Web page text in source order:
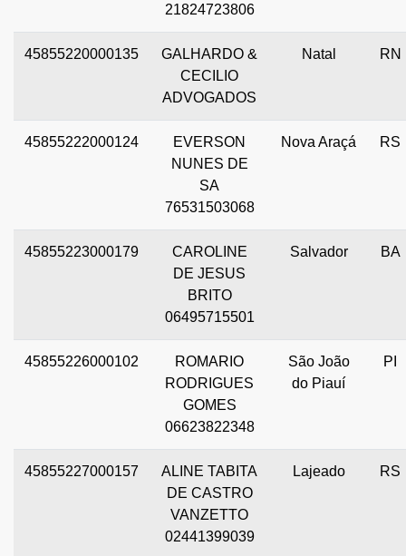
21824723806
45855220000135
GALHARDO &
CECILIO
ADVOGADOS
Natal RN
45855222000124
EVERSON
NUNES DE
SA
76531503068
Nova Araçá RS
45855223000179
CAROLINE
DE JESUS
BRITO
06495715501
Salvador BA
45855226000102
ROMARIO
RODRIGUES
GOMES
06623822348
São João
do Piauí
PI
45855227000157
ALINE TABITA
DE CASTRO
VANZETTO
02441399039
Lajeado RS